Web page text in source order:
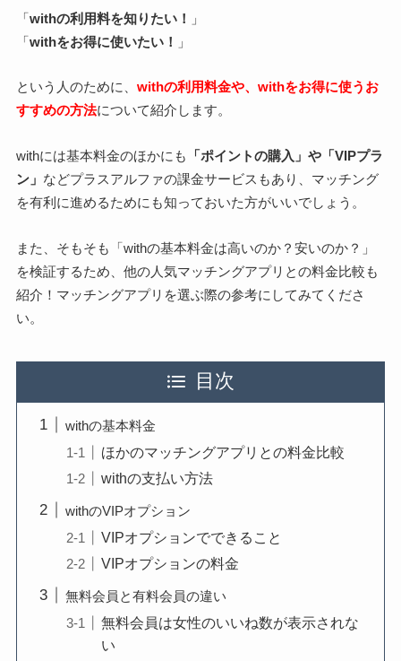
「withの利用料を知りたい！
」
「withをお得に使いたい！ 」
という人のために、 withの利用料金や、withをお得に使うお
すすめの方法について紹介します。
withには基本料金のほかにも
「ポイントの購入」や「VIPプラ
ン」 などプラスアルファの課金サービスもあり、マッチング
を有利に進めるためにも知っておいた方がいいでしょう。
また、そもそも「withの基本料金は高いのか？安いのか？」
を検証するため、他の人気マッチングアプリとの料金比較も
紹介！マッチングアプリを選ぶ際の参考にしてみてくださ
い。
目次
withの基本料金
ほかのマッチングアプリとの料金比較
withの支払い方法
withのVIPオプション
VIPオプションでできること
VIPオプションの料金
無料会員と有料会員の違い
無料会員は女性のいいね数が表示されな
い